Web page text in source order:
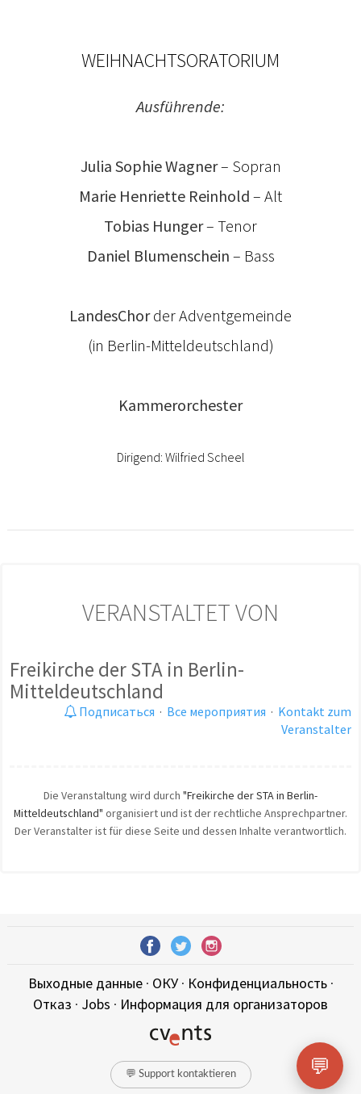
WEIHNACHTSORATORIUM
Ausführende:
Julia Sophie Wagner– Sopran
Marie Henriette Reinhold – Alt
Tobias Hunger– Tenor
Daniel Blumenschein – Bass
LandesChorder Adventgemeinde
(in Berlin-Mitteldeutschland)
Kammerorchester
Dirigend: Wilfried Scheel
VERANSTALTET VON
Freikirche der STA in Berlin-
Mitteldeutschland
Подписаться · Все мероприятия · Kontakt zum
Veranstalter
Die Veranstaltung wird durch "Freikirche der STA in Berlin-
Mitteldeutschland" organisiert und ist der rechtliche Ansprechpartner.
Der Veranstalter ist für diese Seite und dessen Inhalte verantwortlich.
Выходные данные· ОКУ· Конфиденциальность·
Отказ · Jobs · Информация для организаторов
💬 Support kontaktieren 💬